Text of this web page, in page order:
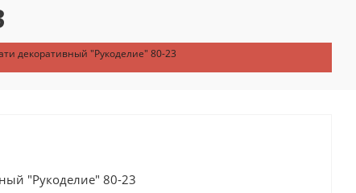
декоративный "Рукоделие" 80-23
"Рукоделие" 80-23